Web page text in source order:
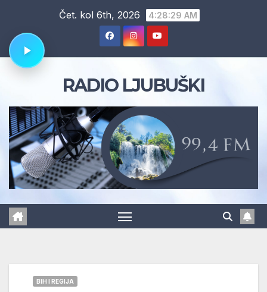
content
Čet. kol 6th, 2026 4:28:30 AM
RADIO LJUBUŠKI
BIH I REGIJA